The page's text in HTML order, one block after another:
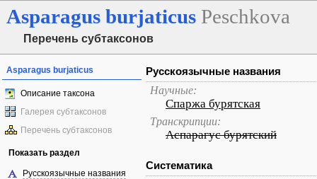
Asparagus burjaticus Peschkova
Перечень субтаксонов
Asparagus burjaticus
Описание таксона
Галерея субтаксонов
Перечень субтаксонов
Показать раздел
Русскоязычные названия
Русскоязычные названия
Научные:
Спаржа бурятская
Транскрипции:
Аспарагус бурятский
Систематика